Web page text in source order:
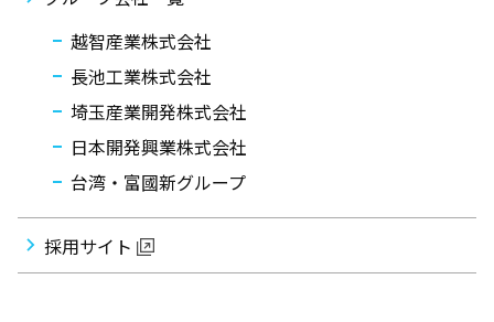
越智産業株式会社
長池工業株式会社
埼玉産業開発株式会社
日本開発興業株式会社
台湾・富國新グループ
採用サイト